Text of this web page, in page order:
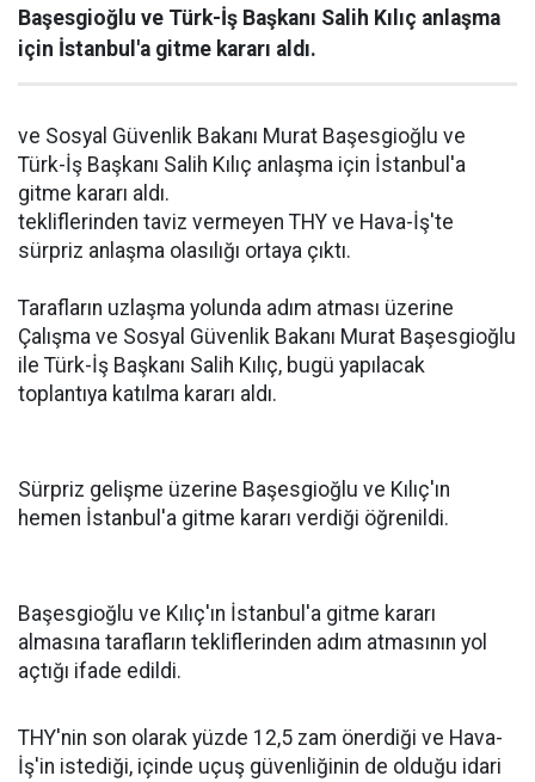
Başesgioğlu ve Türk-İş Başkanı Salih Kılıç anlaşma
için İstanbul'a gitme kararı aldı.
ve Sosyal Güvenlik Bakanı Murat Başesgioğlu ve
Türk-İş Başkanı Salih Kılıç anlaşma için İstanbul'a
gitme kararı aldı.
tekliflerinden taviz vermeyen THY ve Hava-İş'te
sürpriz anlaşma olasılığı ortaya çıktı.
Tarafların uzlaşma yolunda adım atması üzerine
Çalışma ve Sosyal Güvenlik Bakanı Murat Başesgioğlu
ile Türk-İş Başkanı Salih Kılıç, bugü yapılacak
toplantıya katılma kararı aldı.
Sürpriz gelişme üzerine Başesgioğlu ve Kılıç'ın
hemen İstanbul'a gitme kararı verdiği öğrenildi.
Başesgioğlu ve Kılıç'ın İstanbul'a gitme kararı
almasına tarafların tekliflerinden adım atmasının yol
açtığı ifade edildi.
THY'nin son olarak yüzde 12,5 zam önerdiği ve Hava-
İş'in istediği, içinde uçuş güvenliğinin de olduğu idari